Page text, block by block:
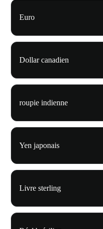
Euro
Dollar canadien
roupie indienne
Yen japonais
Livre sterling